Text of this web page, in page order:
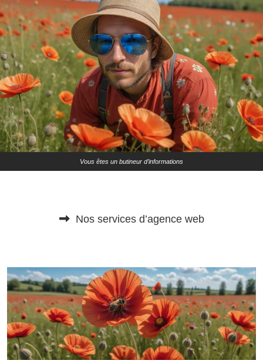
Vous êtes un butineur d’informations
Nos services d’agence web